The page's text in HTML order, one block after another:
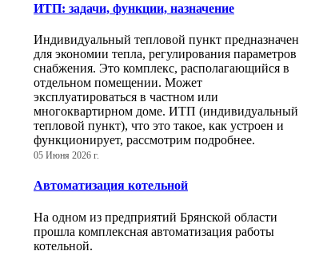
ИТП: задачи, функции, назначение
Индивидуальный тепловой пункт предназначен
для экономии тепла, регулирования параметров
снабжения. Это комплекс, располагающийся в
отдельном помещении. Может
эксплуатироваться в частном или
многоквартирном доме. ИТП (индивидуальный
тепловой пункт), что это такое, как устроен и
функционирует, рассмотрим подробнее.
05 Июня 2026 г.
Автоматизация котельной
На одном из предприятий Брянской области
прошла комплексная автоматизация работы
котельной.